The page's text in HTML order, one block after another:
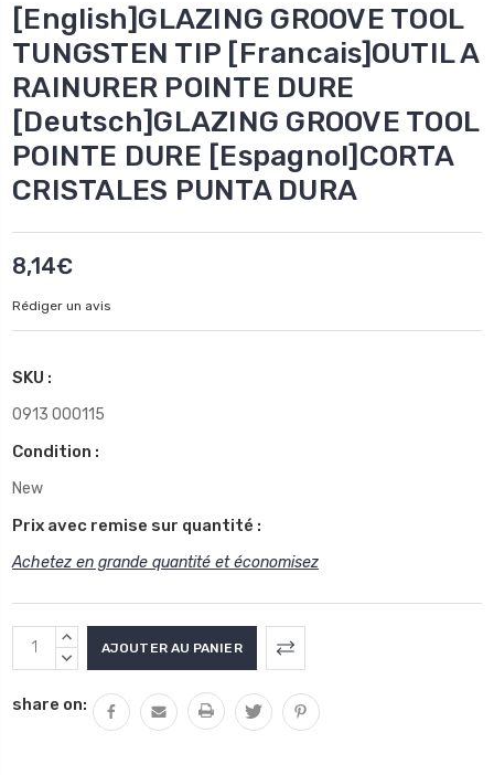
[English]GLAZING GROOVE TOOL
TUNGSTEN TIP [Francais]OUTIL A
RAINURER POINTE DURE
[Deutsch]GLAZING GROOVE TOOL
POINTE DURE [Espagnol]CORTA
CRISTALES PUNTA DURA
8,14€
Rédiger un avis
SKU :
0913 000115
Condition :
New
Prix avec remise sur quantité :
Achetez en grande quantité et économisez
Stock
actuel
AUGMENTER
LA
:
DIMINUER
QUANTITÉ
share on: